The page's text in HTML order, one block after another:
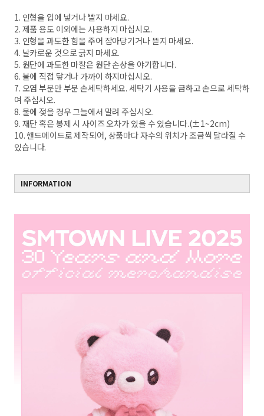
1. 인형을 입에 넣거나 빨지 마세요.
2. 제품 용도 이외에는 사용하지 마십시오.
3. 인형을 과도한 힘을 주어 잡아당기거나 뜯지 마세요.
4. 날카로운 것으로 긁지 마세요.
5. 원단에 과도한 마찰은 원단 손상을 야기합니다.
6. 불에 직접 닿거나 가까이 하지마십시오.
7. 오염 부분만 부분 손세탁하세요. 세탁기 사용을 금하고 손으로 세탁하
여 주십시오.
8. 물에 젖을 경우 그늘에서 말려 주십시오.
9. 재단 혹은 봉제 시 사이즈 오차가 있을 수 있습니다.(±1~2cm)
10. 핸드메이드로 제작되어, 상품마다 자수의 위치가 조금씩 달라질 수
있습니다.
INFORMATION